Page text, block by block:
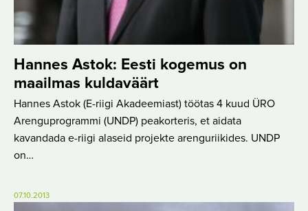
Hannes Astok: Eesti kogemus on
maailmas kuldaväärt
Hannes Astok (E-riigi Akadeemiast) töötas 4 kuud ÜRO
Arenguprogrammi (UNDP) peakorteris, et aidata
kavandada e-riigi alaseid projekte arenguriikides. UNDP
on…
07.10.2013